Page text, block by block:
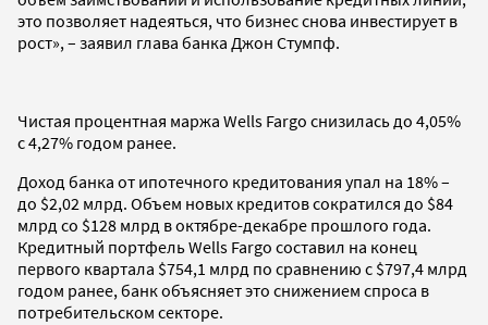
это позволяет надеяться, что бизнес снова инвестирует в
рост», – заявил глава банка Джон Стумпф.
Чистая процентная маржа Wells Fargo снизилась до 4,05%
с 4,27% годом ранее.
Доход банка от ипотечного кредитования упал на 18% –
до $2,02 млрд. Объем новых кредитов сократился до $84
млрд со $128 млрд в октябре-декабре прошлого года.
Кредитный портфель Wells Fargo составил на конец
первого квартала $754,1 млрд по сравнению с $797,4 млрд
годом ранее, банк объясняет это снижением спроса в
потребительском секторе.